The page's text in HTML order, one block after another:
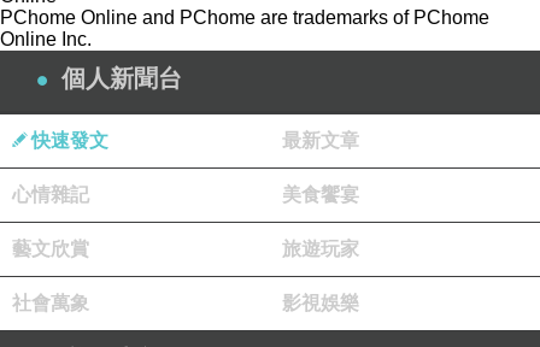
和鐵路歷史劇變移轉辛路歷程
《巨流河》可說是記錄鐵路變遷重要文學著作
PChome Online and PChome are trademarks of PChome
Online Inc.
個人新聞台
快速發文 最新文章
心情雜記 美食饗宴
藝文欣賞 旅遊玩家
社會萬象 影視娛樂